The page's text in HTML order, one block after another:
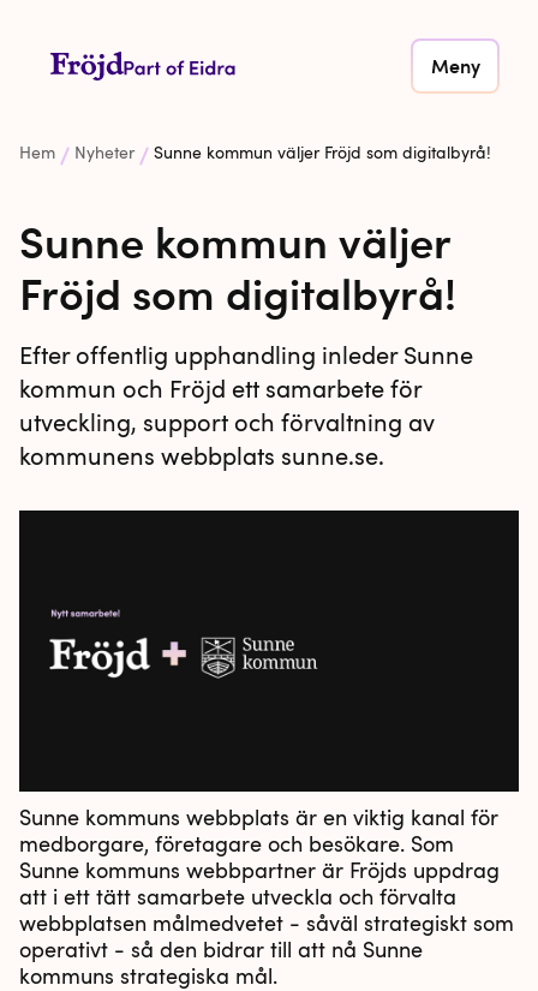
Meny
Hem Nyheter Sunne kommun väljer Fröjd som digitalbyrå!
Sunne kommun väljer
Fröjd som digitalbyrå!
Efter offentlig upphandling inleder Sunne
kommun och Fröjd ett samarbete för
utveckling, support och förvaltning av
kommunens webbplats sunne.se.
Sunne kommuns webbplats är en viktig kanal för
medborgare, företagare och besökare. Som
Sunne kommuns webbpartner är Fröjds uppdrag
att i ett tätt samarbete utveckla och förvalta
webbplatsen målmedvetet - såväl strategiskt som
operativt - så den bidrar till att nå Sunne
kommuns strategiska mål.